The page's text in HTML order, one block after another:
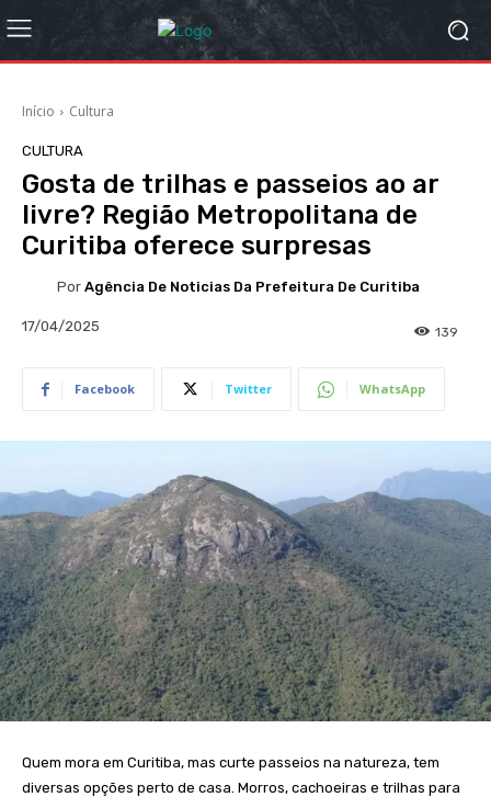
Início Cultura
CULTURA
Gosta de trilhas e passeios ao ar
livre? Região Metropolitana de
Curitiba oferece surpresas
Por Agência De Noticias Da Prefeitura De Curitiba
17/04/2025 139
Facebook Twitter WhatsApp
Quem mora em Curitiba, mas curte passeios na natureza, tem
diversas opções perto de casa. Morros, cachoeiras e trilhas para